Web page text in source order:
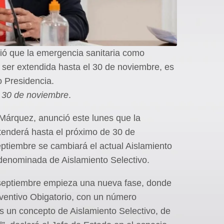
que la emergencia sanitaria como
extendida hasta el 30 de noviembre, es
Presidencia.
de noviembre.
anunció este lunes que la
hasta el próximo de 30 de
se cambiará el actual Aislamiento
de Aislamiento Selectivo.
empieza una nueva fase, donde
Obigatorio, con un número
un concepto de Aislamiento Selectivo, de